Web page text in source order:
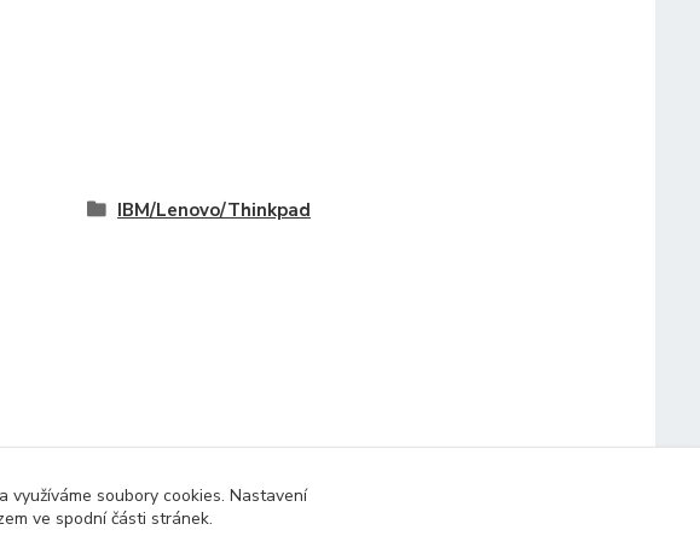
IBM/Lenovo/Thinkpad
využíváme soubory cookies. Nastavení
ve spodní části stránek.